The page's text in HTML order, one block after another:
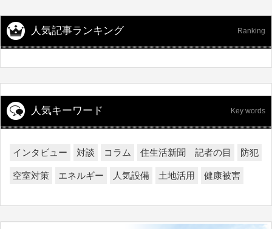
人気記事ランキング Ranking
人気キーワード Key words
インタビュー 対談 コラム 住生活新聞 記者の目 防犯
空室対策 エネルギー 人気設備 土地活用 健康被害